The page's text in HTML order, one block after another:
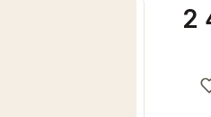
2